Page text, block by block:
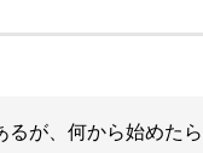
るが、何から始めた